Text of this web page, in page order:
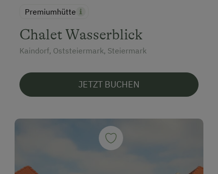
Premiumhütte
Chalet Wasserblick
Kaindorf, Oststeiermark, Steiermark
JETZT BUCHEN